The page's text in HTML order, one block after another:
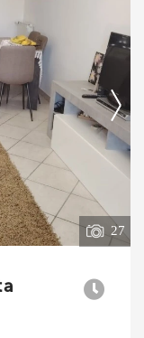
al
27